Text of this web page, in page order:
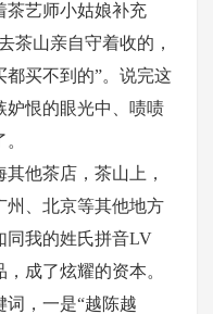
茶艺师小姑娘补充
茶山亲自守着收的，
买不到的”。说完这
妒恨的眼光中、啧啧
他茶店，茶山上，
州、北京等其他地方
同我的姓氏拼音LV
成了炫耀的资本。
，一是“越陈越